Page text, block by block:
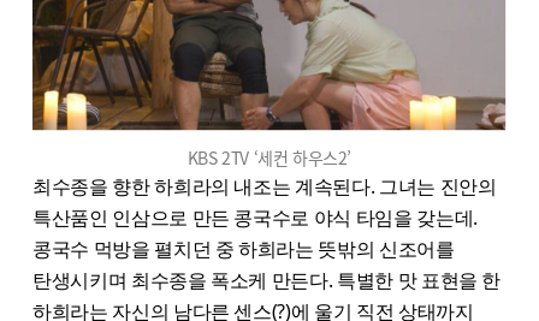
KBS 2TV ‘세컨 하우스2’
최수종을 향한 하희라의 내조는 계속된다. 그녀는 진안의
특산품인 인삼으로 만든 콩국수로 야식 타임을 갖는데.
콩국수 먹방을 펼치던 중 하희라는 뜻밖의 신조어를
탄생시키며 최수종을 폭소케 만든다. 특별한 맛 표현을 한
하희라는 자신의 남다른 센스(?)에 울기 직전 상태까지